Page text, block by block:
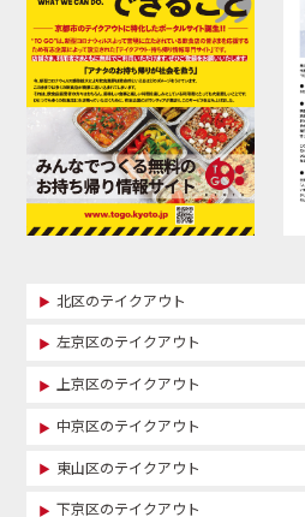
北区のテイクアウト
左京区のテイクアウト
上京区のテイクアウト
中京区のテイクアウト
東山区のテイクアウト
下京区のテイクアウト